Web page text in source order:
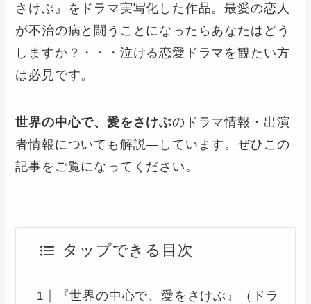
さけぶ』をドラマ実写化した作品。最愛の恋人
が不治の病と闘うことになったらあなたはどう
しますか？・・・泣ける恋愛ドラマを観たい方
は必見です。
世界の中心で、愛をさけぶのドラマ情報・出演
者情報についても解説―しています。ぜひこの
記事をご覧になってください。
タップできる目次
『世界の中心で、愛をさけぶ』（ドラ